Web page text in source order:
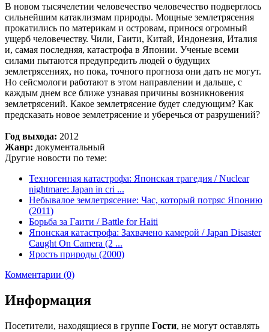
В новом тысячелетии человечество человечество подверглось
сильнейшим катаклизмам природы. Мощные землетрясения
прокатились по материкам и островам, принося огромный
ущерб человечеству. Чили, Гаити, Китай, Индонезия, Италия
и, самая последняя, катастрофа в Японии. Ученые всеми
силами пытаются предупредить людей о будущих
землетрясениях, но пока, точного прогноза они дать не могут.
Но сейсмологи работают в этом направлении и дальше, с
каждым днем все ближе узнавая причины возникновения
землетрясений. Какое землетрясение будет следующим? Как
предсказать новое землетрясение и уберечься от разрушений?
Год выхода: 2012
Жанр: документальный
Другие новости по теме:
Техногенная катастрофа: Японская трагедия / Nuclear
nightmare: Japan in cri ...
Небывалое землетрясение: Час, который потряс Японию
(2011)
Борьба за Гаити / Battle for Haiti
Японская катастрофа: Захвачено камерой / Japan Disaster
Caught On Camera (2 ...
Ярость природы (2000)
Комментарии (0)
Информация
Посетители, находящиеся в группе Гости, не могут оставлять